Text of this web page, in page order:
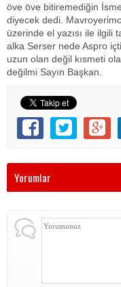
öve öve bitiremediğin
diyecek dedi.
üzerinde el yazısı ile ilgili
alka Serser nede Aspro
uzun olan değil kısmeti
değilmi Sayın Başkan.
Yorumlar